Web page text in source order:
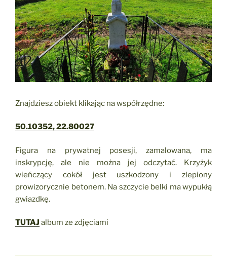
Znajdziesz obiekt klikając na współrzędne:
50.10352, 22.80027
Figura na prywatnej posesji, zamalowana, ma
inskrypcję, ale nie można jej odczytać. Krzyżyk
wieńczący cokół jest uszkodzony i zlepiony
prowizorycznie betonem. Na szczycie belki ma wypukłą
gwiazdkę.
TUTAJ album ze zdjęciami